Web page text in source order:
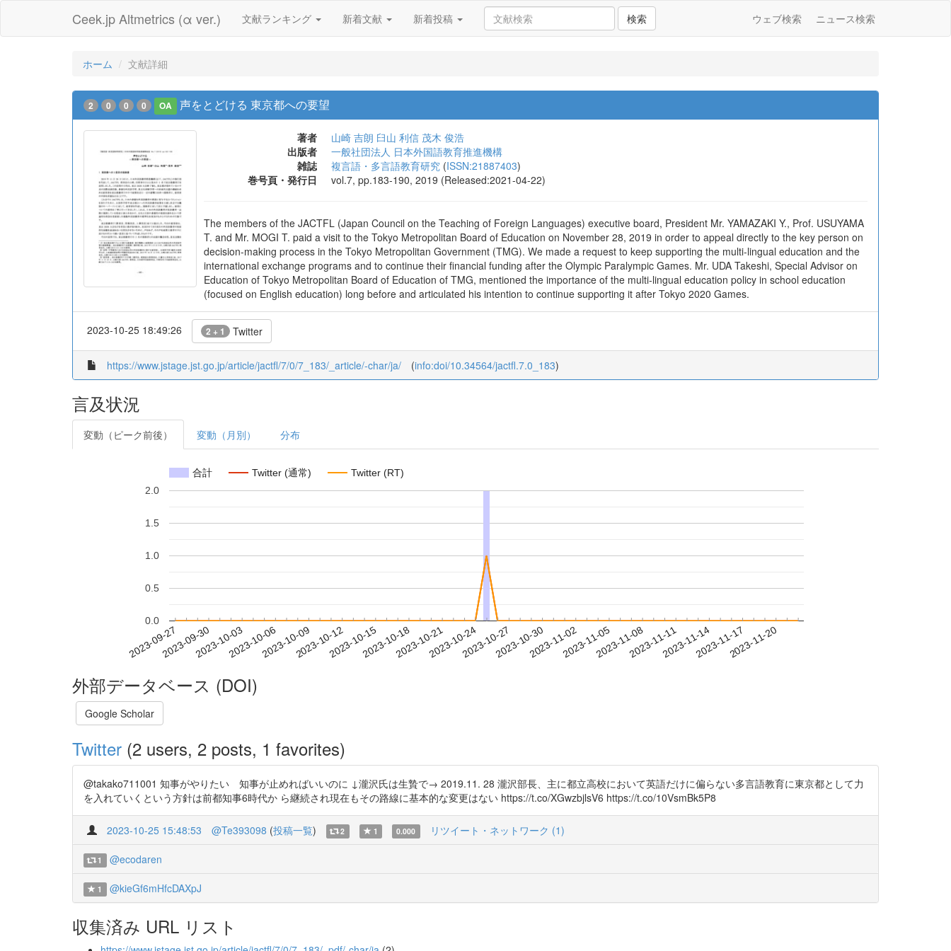
Ceek.jp Altmetrics (α ver.) 文献ランキング 新着文献 新着投稿 検索 ウェブ検索 ニュース検索
ホーム 文献詳細
2 0 0 0 OA 声をとどける 東京都への要望
著者 山崎 吉朗 臼山 利信 茂木 俊浩
出版者
一般社団法人 日本外国語教育推進機構
雑誌
複言語・多言語教育研究 (ISSN:21887403)
巻号頁・発行日
vol.7, pp.183-190, 2019 (Released:2021-04-22)
The members of the JACTFL (Japan Council on the Teaching of Foreign Languages) executive board, President Mr. YAMAZAKI Y., Prof. USUYAMA
T. and Mr. MOGI T. paid a visit to the Tokyo Metropolitan Board of Education on November 28, 2019 in order to appeal directly to the key person on
decision-making process in the Tokyo Metropolitan Government (TMG). We made a request to keep supporting the multi-lingual education and the
international exchange programs and to continue their financial funding after the Olympic Paralympic Games. Mr. UDA Takeshi, Special Advisor on
Education of Tokyo Metropolitan Board of Education of TMG, mentioned the importance of the multi-lingual education policy in school education
(focused on English education) long before and articulated his intention to continue supporting it after Tokyo 2020 Games.
2023-10-25 18:49:26 2 + 1 Twitter
https://www.jstage.jst.go.jp/article/jactfl/7/0/7_183/_article/-char/ja/ (info:doi/10.34564/jactfl.7.0_183)
言及状況
変動（ピーク前後） 変動（月別） 分布
合計 Twitter (通常) Twitter (RT)
2023-09-272023-09-302023-10-032023-10-062023-10-092023-10-122023-10-152023-10-182023-10-212023-10-242023-10-272023-10-302023-11-022023-11-052023-11-082023-11-112023-11-142023-11-172023-11-20
0.0
0.5
1.0
1.5
2.0
外部データベース (DOI)
Google Scholar
Twitter (2 users, 2 posts, 1 favorites)
@takako711001 知事がやりたい 知事が止めればいいのに ↓瀧沢氏は生贄で→ 2019.11. 28 瀧沢部長、主に都立高校において英語だけに偏らない多言語教育に東京都として力
を入れていくという方針は前都知事6時代か ら継続され現在もその路線に基本的な変更はない https://t.co/XGwzbjlsV6 https://t.co/10VsmBk5P8
2023-10-25 15:48:53 @Te393098 (投稿一覧) 2 1 0.000 リツイート・ネットワーク (1)
1 @ecodaren
1 @kieGf6mHfcDAXpJ
収集済み URL リスト